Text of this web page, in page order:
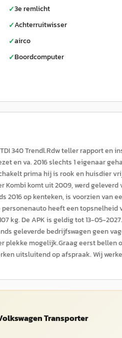
✓3e remlicht
✓Achterruitwisser
✓airco
✓Boordcomputer
340 Trendl.Rdw teller rapport en
en va. 2016 slechts 1 eigenaar
prima hij is rook en huisdier
Kombi komt uit 2009, werd
2016 op kenteken, is voorzien van
personenauto heeft een
kg. De APK is geldig tot 13-05-
geleverde bedrijfswagen geen
mogelijk.Graag eerst bellen
uitsluitend op afspraak. Wij
Transporter